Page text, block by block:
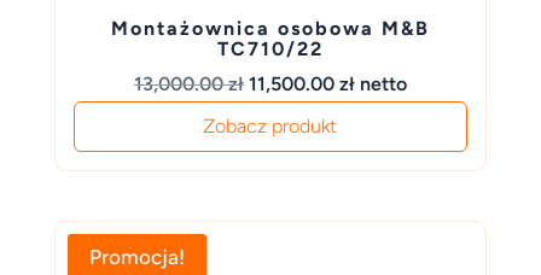
Montażownica osobowa M&B
TC710/22
13,000.00zł Pierwotna
wynosiła:
13,000.00 zł.
11,500.00 złAktualna
wynosi:
11,500.00 zł.
netto
Zobacz produkt
Promocja!